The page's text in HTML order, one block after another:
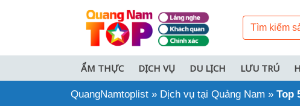
ẨM THỰC DỊCH VỤ DU LỊCH LƯU TRÚ
QuangNamtoplist » Dịch vụ tại Quảng Nam » Top